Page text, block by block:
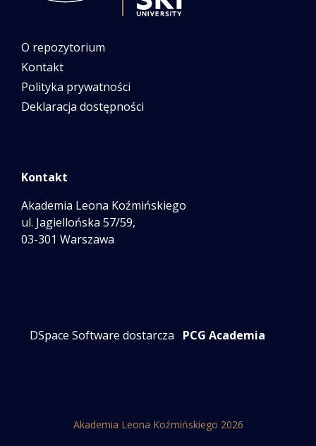
O repozytorium
Kontakt
Polityka prywatności
Deklaracja dostępności
Kontakt
Akademia Leona Koźmińskiego
ul. Jagiellońska 57/59,
03-301 Warszawa
DSpace Software dostarcza PCG Academia
Akademia Leona Koźmińskiego 2026